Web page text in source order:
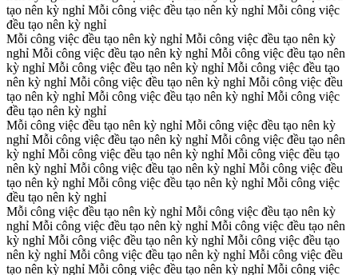
tạo nên kỳ nghỉ Mỗi công việc đều tạo nên kỳ nghỉ Mỗi công việc
đều tạo nên kỳ nghỉ
Mỗi công việc đều tạo nên kỳ nghỉ Mỗi công việc đều tạo nên kỳ
nghỉ Mỗi công việc đều tạo nên kỳ nghỉ Mỗi công việc đều tạo nên
kỳ nghỉ Mỗi công việc đều tạo nên kỳ nghỉ Mỗi công việc đều tạo
nên kỳ nghỉ Mỗi công việc đều tạo nên kỳ nghỉ Mỗi công việc đều
tạo nên kỳ nghỉ Mỗi công việc đều tạo nên kỳ nghỉ Mỗi công việc
đều tạo nên kỳ nghỉ
Mỗi công việc đều tạo nên kỳ nghỉ Mỗi công việc đều tạo nên kỳ
nghỉ Mỗi công việc đều tạo nên kỳ nghỉ Mỗi công việc đều tạo nên
kỳ nghỉ Mỗi công việc đều tạo nên kỳ nghỉ Mỗi công việc đều tạo
nên kỳ nghỉ Mỗi công việc đều tạo nên kỳ nghỉ Mỗi công việc đều
tạo nên kỳ nghỉ Mỗi công việc đều tạo nên kỳ nghỉ Mỗi công việc
đều tạo nên kỳ nghỉ
Mỗi công việc đều tạo nên kỳ nghỉ Mỗi công việc đều tạo nên kỳ
nghỉ Mỗi công việc đều tạo nên kỳ nghỉ Mỗi công việc đều tạo nên
kỳ nghỉ Mỗi công việc đều tạo nên kỳ nghỉ Mỗi công việc đều tạo
nên kỳ nghỉ Mỗi công việc đều tạo nên kỳ nghỉ Mỗi công việc đều
tạo nên kỳ nghỉ Mỗi công việc đều tạo nên kỳ nghỉ Mỗi công việc